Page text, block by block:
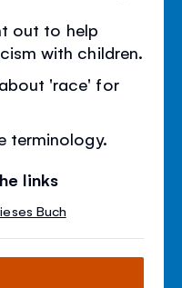
out to help
with children.
'race' for
terminology.
links
Buch